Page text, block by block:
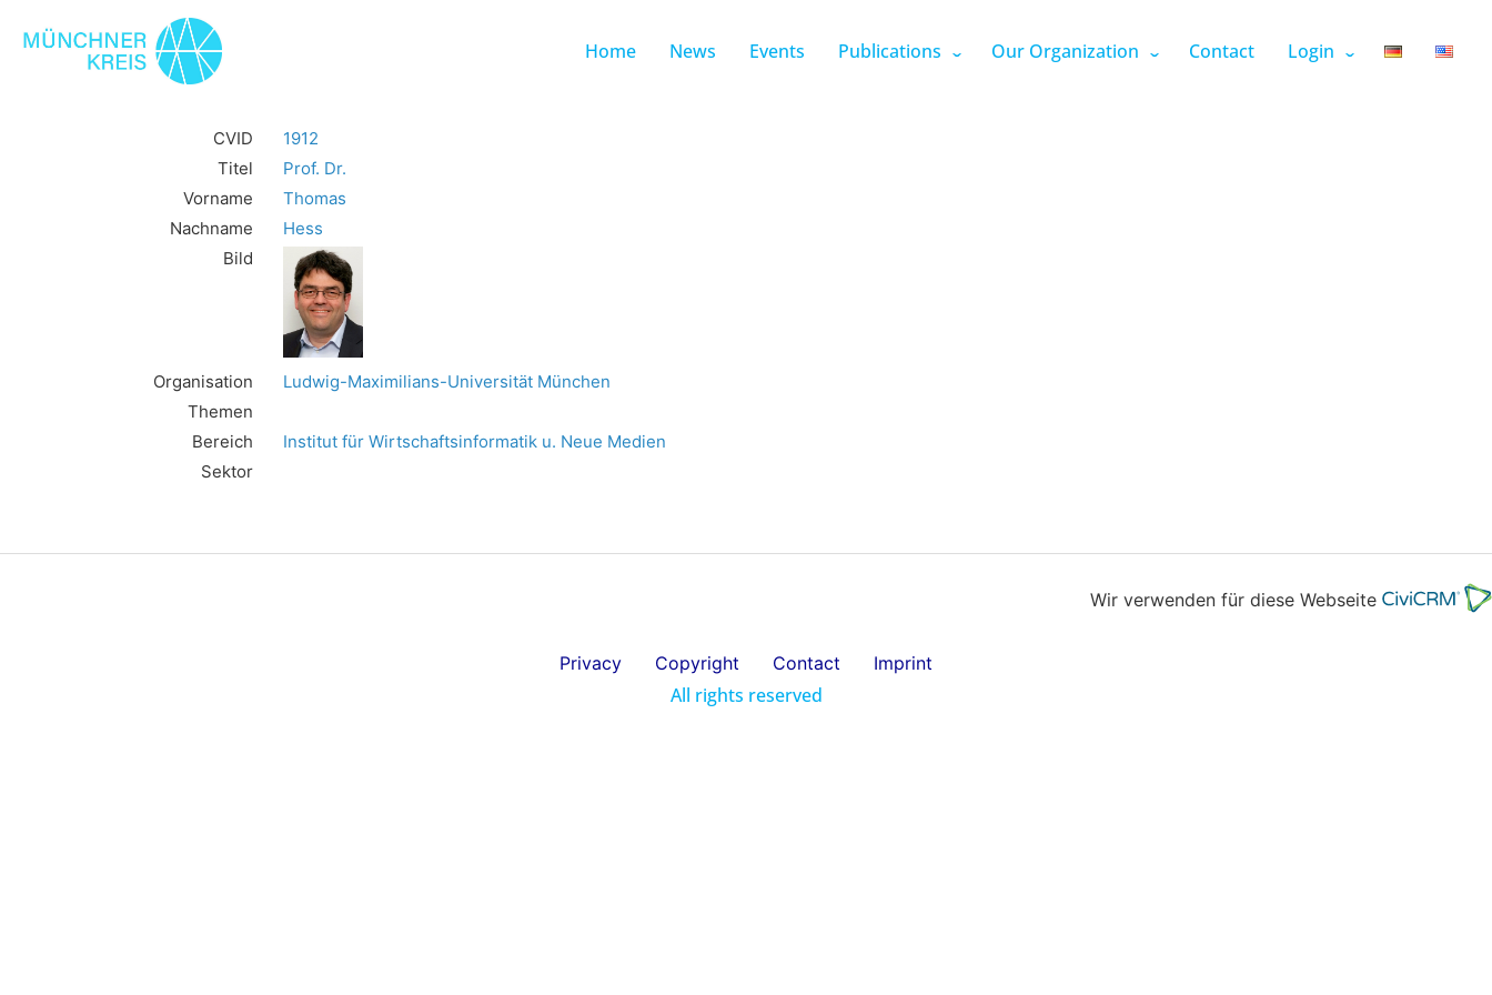
Home News Events Publications Our Organization Contact Login
CVID
1912
Titel
Prof. Dr.
Vorname
Thomas
Nachname
Hess
Bild
Organisation
Ludwig-Maximilians-Universität München
Themen
Bereich
Institut für Wirtschaftsinformatik u. Neue Medien
Sektor
Wir verwenden für diese Webseite
Privacy Copyright Contact Imprint
All rights reserved